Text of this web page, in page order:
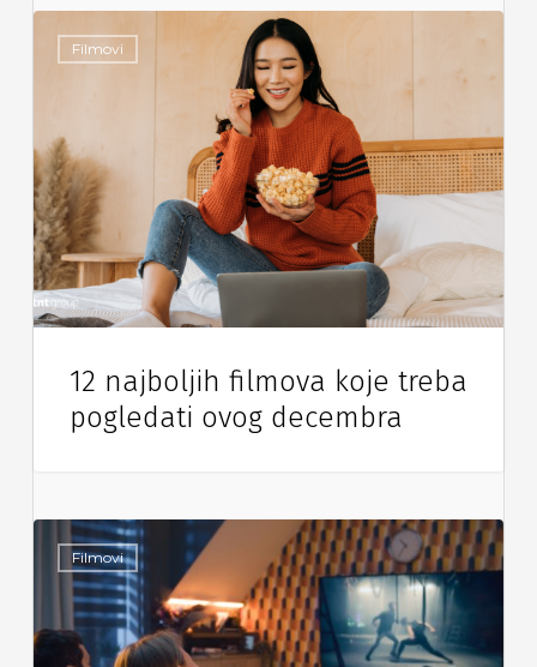
Filmovi
12 najboljih filmova koje treba
pogledati ovog decembra
Filmovi